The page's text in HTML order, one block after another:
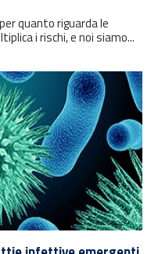
quanto riguarda le
i rischi, e noi siamo...